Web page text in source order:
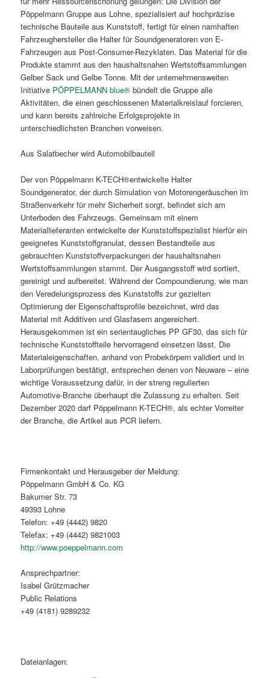
Pöppelmann Gruppe aus Lohne, spezialisiert auf hochpräzise
technische Bauteile aus Kunststoff, fertigt für einen namhaften
Fahrzeughersteller die Halter für Soundgeneratoren von E-
Fahrzeugen aus Post-Consumer-Rezyklaten. Das Material für die
Produkte stammt aus den haushaltsnahen Wertstoffsammlungen
Gelber Sack und Gelbe Tonne. Mit der unternehmensweiten
Initiative PÖPPELMANN blue® bündelt die Gruppe alle
Aktivitäten, die einen geschlossenen Materialkreislauf forcieren,
und kann bereits zahlreiche Erfolgsprojekte in
unterschiedlichsten Branchen vorweisen.
Aus Salatbecher wird Automobilbauteil
Der von Pöppelmann K-TECH®entwickelte Halter
Soundgenerator, der durch Simulation von Motorengeräuschen im
Straßenverkehr für mehr Sicherheit sorgt, befindet sich am
Unterboden des Fahrzeugs. Gemeinsam mit einem
Materiallieferanten entwickelte der Kunststoffspezialist hierfür ein
geeignetes Kunststoffgranulat, dessen Bestandteile aus
gebrauchten Kunststoffverpackungen der haushaltsnahen
Wertstoffsammlungen stammt. Der Ausgangsstoff wird sortiert,
gereinigt und aufbereitet. Während der Compoundierung, wie man
den Veredelungsprozess des Kunststoffs zur gezielten
Optimierung der Eigenschaftsprofile bezeichnet, wird das
Material mit Additiven und Glasfasern angereichert.
Herausgekommen ist ein serientaugliches PP GF30, das sich für
technische Kunststoffteile hervorragend einsetzen lässt. Die
Materialeigenschaften, anhand von Probekörpern validiert und in
Laborprüfungen bestätigt, entsprechen denen von Neuware – eine
wichtige Voraussetzung dafür, in der streng regulierten
Automotive-Branche überhaupt die Zulassung zu erhalten. Seit
Dezember 2020 darf Pöppelmann K-TECH®, als echter Vorreiter
der Branche, die Artikel aus PCR liefern.
Firmenkontakt und Herausgeber der Meldung:
Pöppelmann GmbH & Co. KG
Bakumer Str. 73
49393 Lohne
Telefon: +49 (4442) 9820
Telefax: +49 (4442) 9821003
http://www.poeppelmann.com
Ansprechpartner:
Isabel Grützmacher
Public Relations
+49 (4181) 9289232
Dateianlagen: